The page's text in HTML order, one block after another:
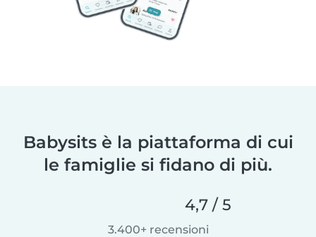
Babysits è la piattaforma di cui
le famiglie si fidano di più.
4,7 / 5
3.400+ recensioni